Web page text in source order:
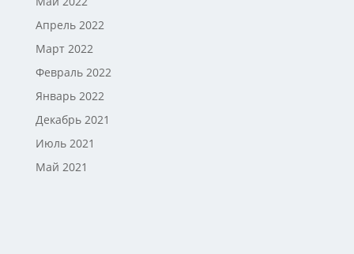
Апрель 2022
Март 2022
Февраль 2022
Январь 2022
Декабрь 2021
Июль 2021
Май 2021